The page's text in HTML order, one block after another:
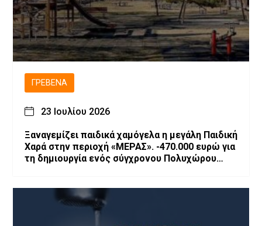
ΓΡΕΒΕΝΆ
23 Ιουλίου 2026
Ξαναγεμίζει παιδικά χαμόγελα η μεγάλη Παιδική
Χαρά στην περιοχή «ΜΕΡΑΣ». -470.000 ευρώ για
τη δημιουργία ενός σύγχρονου Πολυχώρου